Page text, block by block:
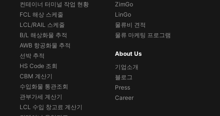
컨테이너 터미널 작업 현황
FCL 해상 스케줄
LCL/RAIL 스케줄
B/L 해상화물 추적
AWB 항공화물 추적
선박 추적
HS Code 조회
CBM 계산기
수입화물 통관조회
관부가세 계산기
LCL 수입 창고료 계산기
ZimGo
LinGo
물류비 견적
물류 마케팅 프로그램
About Us
기업소개
블로그
Press
Career